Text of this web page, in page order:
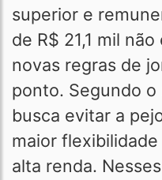
superior e
de R$ 21,1 mil
novas regras de
ponto. Segundo
busca evitar a
maior
alta renda.